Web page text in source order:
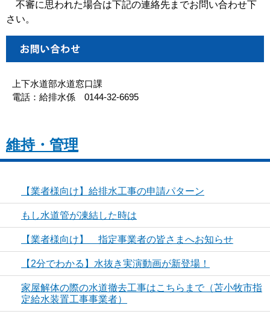
不審に思われた場合は下記の連絡先までお問い合わせ下
さい。
上下水道部水道窓口課
電話：給排水係 0144-32-6695
維持・管理
【業者様向け】給排水工事の申請パターン
もし水道管が凍結した時は
【業者様向け】 指定事業者の皆さまへお知らせ
【2分でわかる】水抜き実演動画が新登場！
家屋解体の際の水道撤去工事はこちらまで（苫小牧市指
定給水装置工事事業者）